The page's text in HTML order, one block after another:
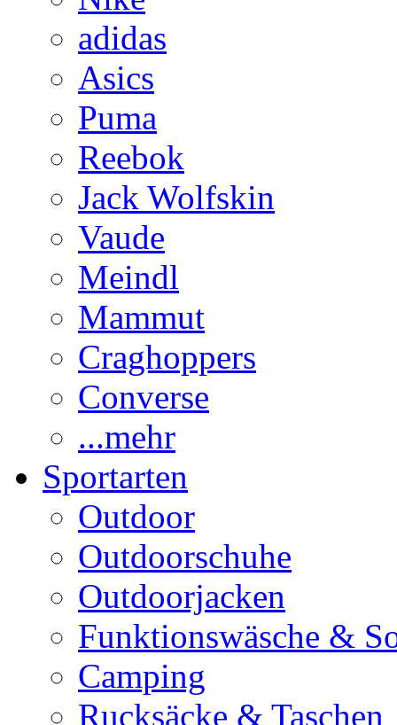
adidas
Asics
Puma
Reebok
Jack Wolfskin
Vaude
Meindl
Mammut
Craghoppers
Converse
...mehr
Sportarten
Outdoor
Outdoorschuhe
Outdoorjacken
Funktionswäsche &
Camping
Rucksäcke & Taschen